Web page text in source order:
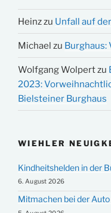
Heinzzu Unfall auf
Michael zu
Wolfgang Wolpertzu
2023:
Bielsteiner Burghaus
WIEHLER
Kindheitshelden in der
6. August 2026
Mitmachen bei der